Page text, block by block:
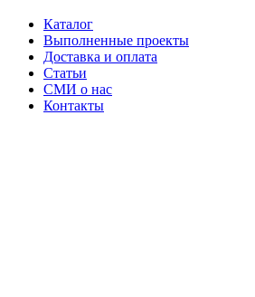
Каталог
Выполненные проекты
Доставка и оплата
Статьи
СМИ о нас
Контакты